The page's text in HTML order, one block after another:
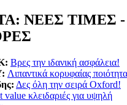
ΝΕΕΣ ΤΙΜΕΣ -
Βρες την ιδανική ασφάλεια!
Λιπαντικά κορυφαίας
Δες όλη την σειρά Oxford!
value κλειδαριές για υψηλή